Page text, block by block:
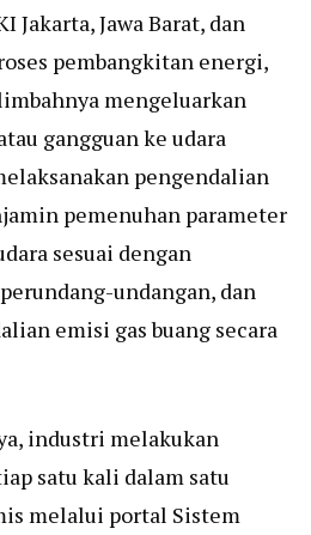
Jawa Barat, dan
pembangkitan energi,
mengeluarkan
gangguan ke udara
pengendalian
pemenuhan parameter
sesuai dengan
undangan, dan
emisi gas buang secara
industri melakukan
satu kali dalam satu
melalui portal Sistem